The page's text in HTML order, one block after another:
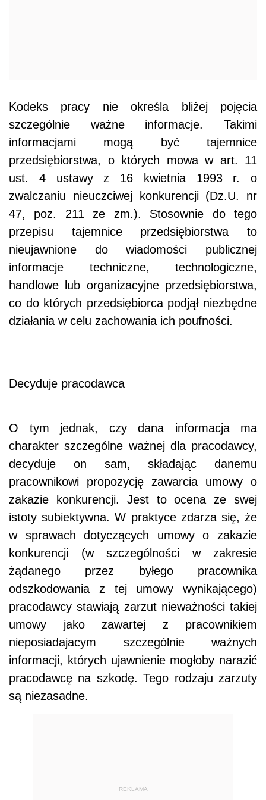
Kodeks pracy nie określa bliżej pojęcia
szczególnie ważne informacje. Takimi
informacjami mogą być tajemnice
przedsiębiorstwa, o których mowa w art. 11
ust. 4 ustawy z 16 kwietnia 1993 r. o
zwalczaniu nieuczciwej konkurencji (Dz.U. nr
47, poz. 211 ze zm.). Stosownie do tego
przepisu tajemnice przedsiębiorstwa to
nieujawnione do wiadomości publicznej
informacje techniczne, technologiczne,
handlowe lub organizacyjne przedsiębiorstwa,
co do których przedsiębiorca podjął niezbędne
działania w celu zachowania ich poufności.
Decyduje pracodawca
O tym jednak, czy dana informacja ma
charakter szczególne ważnej dla pracodawcy,
decyduje on sam, składając danemu
pracownikowi propozycję zawarcia umowy o
zakazie konkurencji. Jest to ocena ze swej
istoty subiektywna. W praktyce zdarza się, że
w sprawach dotyczących umowy o zakazie
konkurencji (w szczególności w zakresie
żądanego przez byłego pracownika
odszkodowania z tej umowy wynikającego)
pracodawcy stawiają zarzut nieważności takiej
umowy jako zawartej z pracownikiem
nieposiadajacym szczególnie ważnych
informacji, których ujawnienie mogłoby narazić
pracodawcę na szkodę. Tego rodzaju zarzuty
są niezasadne.
REKLAMA